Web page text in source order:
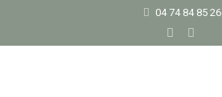
04 74 84 85 26